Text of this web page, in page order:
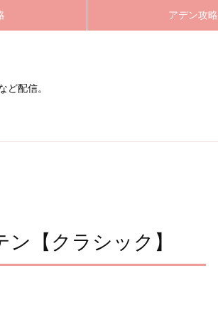
アデン攻略
配信。
【クラシック】